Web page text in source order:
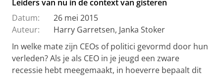
Leiders van nu in de context van gisteren
Datum:
26 mei 2015
Auteur:
Harry Garretsen, Janka Stoker
In welke mate zijn CEOs of politici gevormd door hun
verleden? Als je als CEO in je jeugd een zware
recessie hebt meegemaakt, in hoeverre bepaalt dit